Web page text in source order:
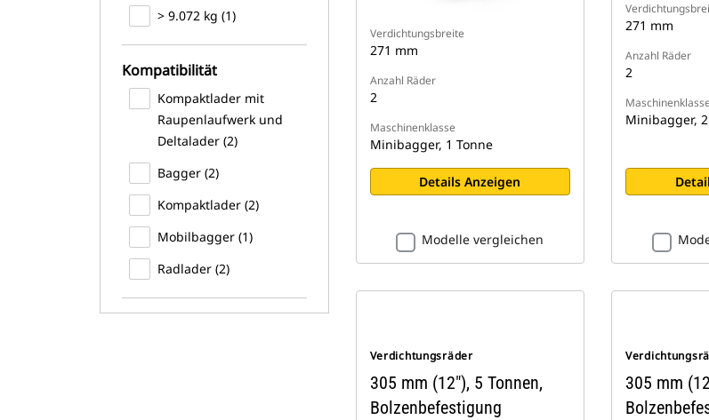
> 9.072 kg (1)
Kompatibilität
Kompaktlader mit
Raupenlaufwerk und
Deltalader (2)
Bagger (2)
Kompaktlader (2)
Mobilbagger (1)
Radlader (2)
Verdichtungsbreite
271 mm
Anzahl Räder
2
Maschinenklasse
Minibagger, 1 Tonne
Details Anzeigen
Modelle vergleichen
271 mm
Anzahl Räder
2
Maschinenklasse
Minibagger,
Verdichtungsräder
305 mm (12"), 5 Tonnen,
Bolzenbefestigung
305 mm